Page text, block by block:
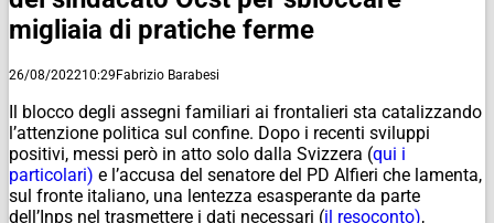
migliaia di pratiche ferme
26/08/202210:29Fabrizio Barabesi
Il blocco degli assegni familiari ai frontalieri sta catalizzando
l’attenzione politica sul confine. Dopo i recenti sviluppi
positivi, messi però in atto solo dalla Svizzera (qui i
particolari) e l’accusa del senatore del PD Alfieri che lamenta,
sul fronte italiano, una lentezza esasperante da parte
dell’Inps nel trasmettere i dati necessari (il resoconto),